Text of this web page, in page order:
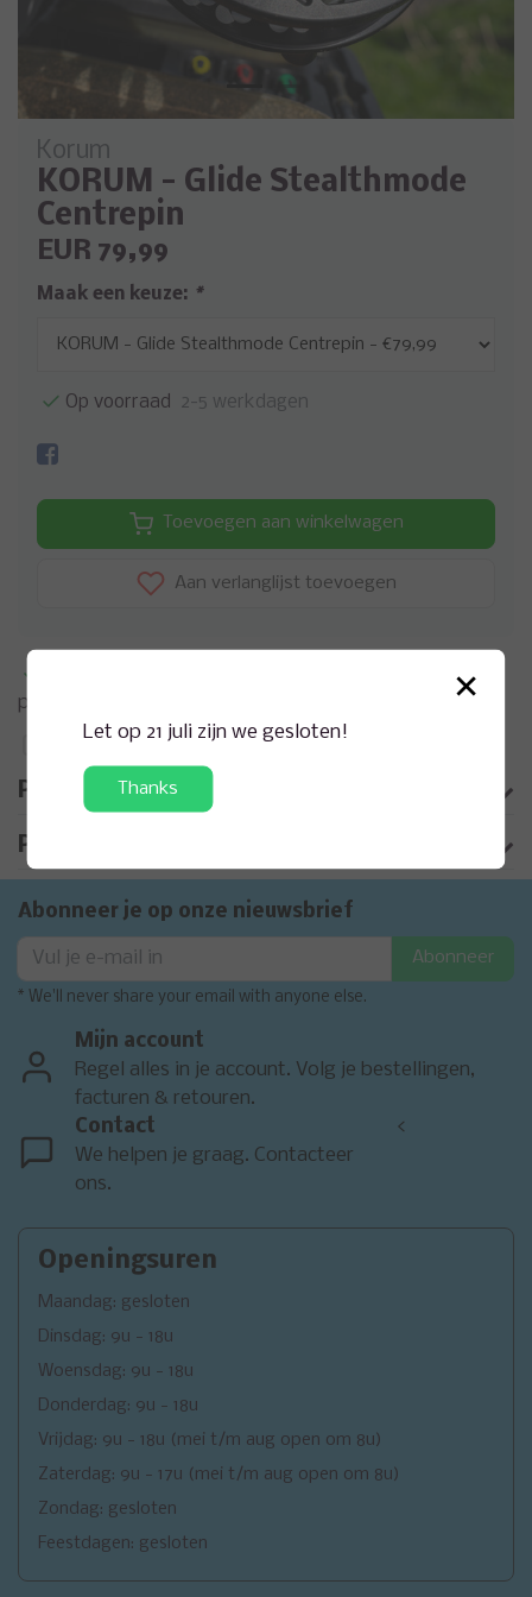
Korum
KORUM - Glide Stealthmode
Centrepin
EUR 79,99
Maak een keuze: *
Op voorraad 2-5 werkdagen
Toevoegen aan winkelwagen
Aan verlanglijst toevoegen
Neem contact op over dit
product
Toevoegen aan vergelijking
Productomschrijving
Product informatie
Abonneer je op onze nieuwsbrief
Abonneer
* We'll never share your email with anyone else.
Mijn account
Regel alles in je account. Volg je bestellingen,
facturen & retouren.
Contact
We helpen je graag. Contacteer
ons.
<
Openingsuren
Maandag: gesloten
Dinsdag: 9u - 18u
Woensdag: 9u - 18u
Donderdag: 9u - 18u
Vrijdag: 9u - 18u (mei t/m aug open om 8u)
Zaterdag: 9u - 17u (mei t/m aug open om 8u)
Zondag: gesloten
Feestdagen: gesloten
×
Let op 21 juli zijn we gesloten!
Thanks